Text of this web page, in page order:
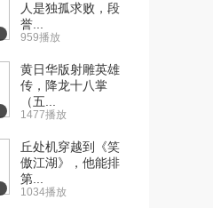
人是独孤求败，段
誉...
959播放
黄日华版射雕英雄
传，降龙十八掌
（五...
1477播放
丘处机穿越到《笑
傲江湖》，他能排
第...
1034播放